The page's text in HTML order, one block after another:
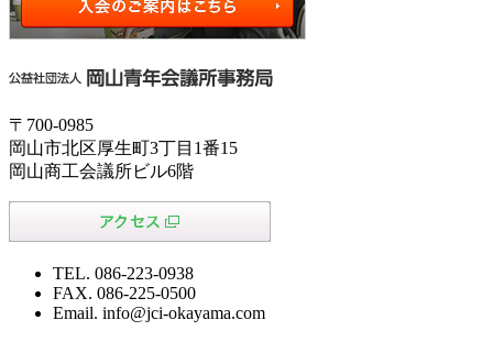
〒700-0985
岡山市北区厚生町3丁目1番15
岡山商工会議所ビル6階
TEL. 086-223-0938
FAX. 086-225-0500
Email. info@jci-okayama.com